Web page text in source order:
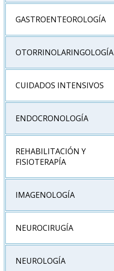
GASTROENTEOROLOGÍA
OTORRINOLARINGOLOGÍA
CUIDADOS INTENSIVOS
ENDOCRONOLOGÍA
REHABILITACIÓN Y
FISIOTERAPÍA
IMAGENOLOGÍA
NEUROCIRUGÍA
NEUROLOGÍA